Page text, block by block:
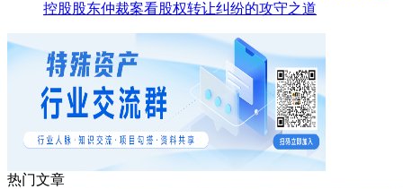
控股股东仲裁案看股权转让纠纷的攻守之道
热门文章